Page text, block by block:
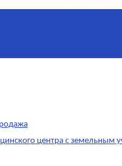
центра с земельным